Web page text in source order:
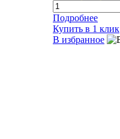
Подробнее
Купить в 1 клик
В избранное